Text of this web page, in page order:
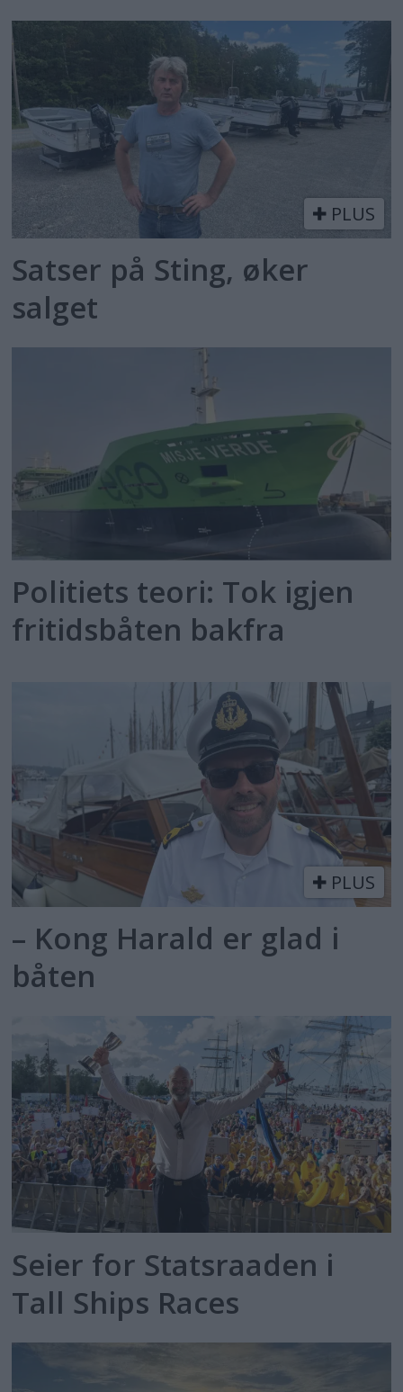
PLUS
Satser på Sting, øker
salget
Politiets teori: Tok igjen
fritidsbåten bakfra
PLUS
– Kong Harald er glad i
båten
Seier for Statsraaden i
Tall Ships Races